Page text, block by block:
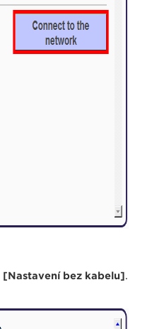
[Nastavení bez kabelu].